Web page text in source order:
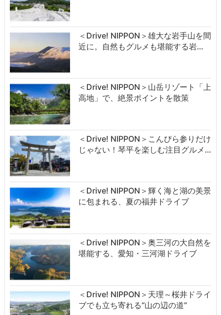
＜Drive! NIPPON＞雄大な岩手山を間
近に。自然もグルメも堪能する岩…
＜Drive! NIPPON＞山岳リゾート「上
高地」で、絶景ポイントを散策
＜Drive! NIPPON＞こんぴら参りだけ
じゃない！琴平を楽しむ注目グルメ…
＜Drive! NIPPON＞輝く海と湖の美景
に包まれる、夏の福井ドライブ
＜Drive! NIPPON＞奥三河の大自然を
堪能する、愛知・三河湖ドライブ
＜Drive! NIPPON＞天理～桜井ドライ
ブでも立ち寄れる“山の辺の道”